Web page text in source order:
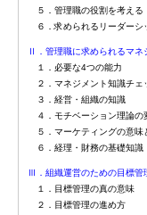
５．管理職の役割を考える
６．求められるリーダーシ
Ⅱ．管理職に求められるマネ
１．必要な4つの能力
２．マネジメント知識チェ
３．経営・組織の知識
４．モチベーション理論の
５．マーケティングの意味
６．経理・財務の基礎知識
Ⅲ．組織運営のための目標管
１．目標管理の真の意味
２．目標管理の進め方